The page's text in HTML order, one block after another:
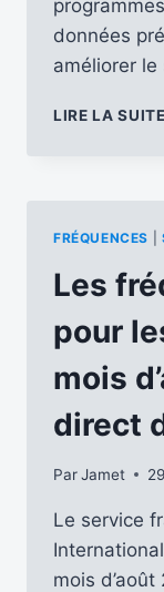
données
améliorer
LIRE LA SUITE
FRÉQUENCES
Les
pour
mois
direct
ParJamet
Le service
mois